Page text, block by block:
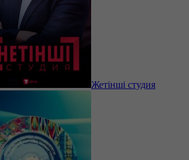
Жетінші студия